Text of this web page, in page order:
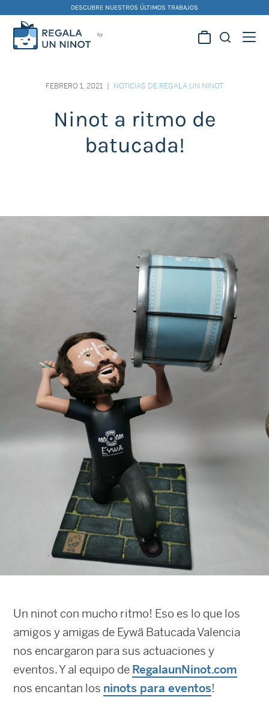
content
DESCUBRE NUESTROS ÚLTIMOS TRABAJOS
falleros y foguereros
FEBRERO 1, 2021 | NOTICIAS DE REGALA UN NINOT
Ninot a ritmo de
batucada!
Un ninot con mucho ritmo! Eso es lo que los
amigos y amigas de Eywä Batucada Valencia
nos encargaron para sus actuaciones y
eventos. Y al equipo de RegalaunNinot.com
nos encantan los ninots para eventos!